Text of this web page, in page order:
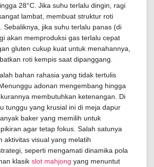
28°C. Jika suhu terlalu dingin, ragi
lambat, membuat struktur roti
Sebaliknya, jika suhu terlalu panas (di
akan memproduksi gas terlalu cepat
gluten cukup kuat untuk menahannya,
roti kempis saat dipanggang.
bahan rahasia yang tidak tertulis
adonan mengembang hingga
membutuhkan ketenangan. Di
tunggu yang krusial ini di meja dapur
baker yang memilih untuk
agar tetap fokus. Salah satunya
aktivitas visual yang melatih
seperti mengamati dinamika pola
klasik slot mahjong yang menuntut